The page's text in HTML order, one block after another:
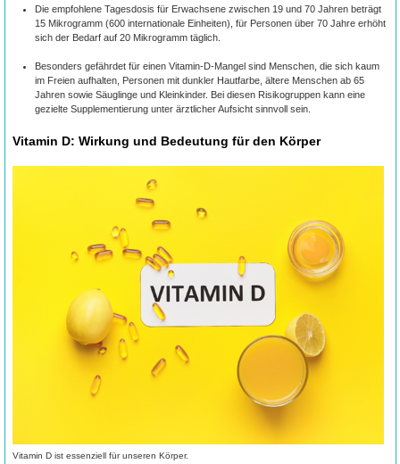
Die empfohlene Tagesdosis für Erwachsene zwischen 19 und 70 Jahren beträgt
15 Mikrogramm (600 internationale Einheiten), für Personen über 70 Jahre erhöht
sich der Bedarf auf 20 Mikrogramm täglich.
Besonders gefährdet für einen Vitamin-D-Mangel sind Menschen, die sich kaum
im Freien aufhalten, Personen mit dunkler Hautfarbe, ältere Menschen ab 65
Jahren sowie Säuglinge und Kleinkinder. Bei diesen Risikogruppen kann eine
gezielte Supplementierung unter ärztlicher Aufsicht sinnvoll sein.
Vitamin D: Wirkung und Bedeutung für den Körper
Vitamin D ist essenziell für unseren Körper.